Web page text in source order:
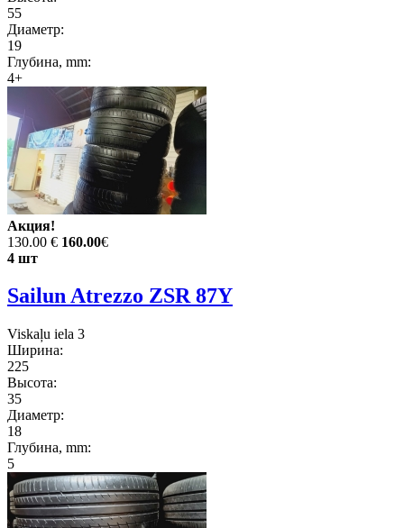
55
Диаметр:
19
Глубина, mm:
4+
Акция!
130.00 € 160.00€
4 шт
Sailun Atrezzo ZSR 87Y
Viskaļu iela 3
Ширина:
225
Высота:
35
Диаметр:
18
Глубина, mm:
5